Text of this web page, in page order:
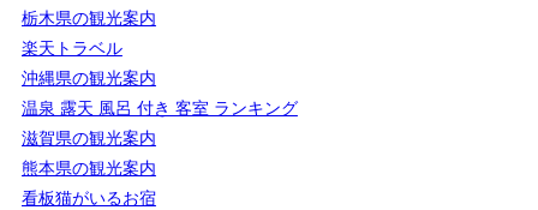
栃木県の観光案内
楽天トラベル
沖縄県の観光案内
温泉 露天 風呂 付き 客室 ランキング
滋賀県の観光案内
熊本県の観光案内
看板猫がいるお宿